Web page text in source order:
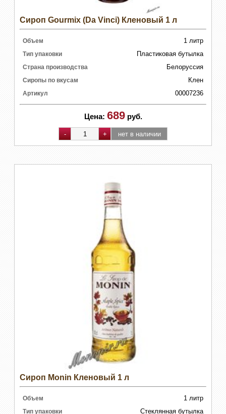
Сироп Gourmix (Da Vinci) Кленовый 1 л
Объем 1 литр
Тип упаковки Пластиковая бутылка
Страна производства Белоруссия
Сиропы по вкусам Клен
Артикул 00007236
Цена: 689 руб.
Сироп Monin Кленовый 1 л
Объем 1 литр
Тип упаковки Стеклянная бутылка